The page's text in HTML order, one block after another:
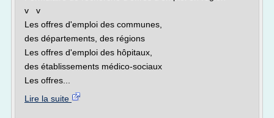
v v
Les offres d'emploi des communes,
des départements, des régions
Les offres d'emploi des hôpitaux,
des établissements médico-sociaux
Les offres...
Lire la suite